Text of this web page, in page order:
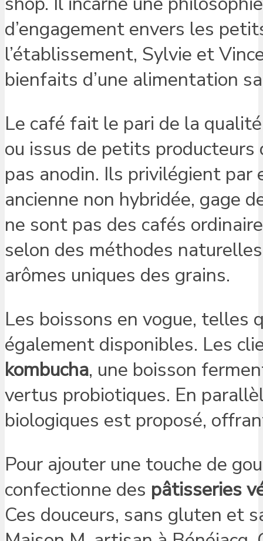
d’engagement envers les
l’établissement, Sylvie et
bienfaits d’une alimentation
Le café fait le pari de la
ou issus de petits producteurs
pas anodin. Ils privilégient par
ancienne non hybridée, gage
ne sont pas des cafés
selon des méthodes
arômes uniques des grains.
Les boissons en vogue, telles
également disponibles. Les
kombucha, une boisson
vertus probiotiques. En
biologiques est proposé,
Pour ajouter une touche de
confectionne des pâtisseries
Ces douceurs, sans gluten et